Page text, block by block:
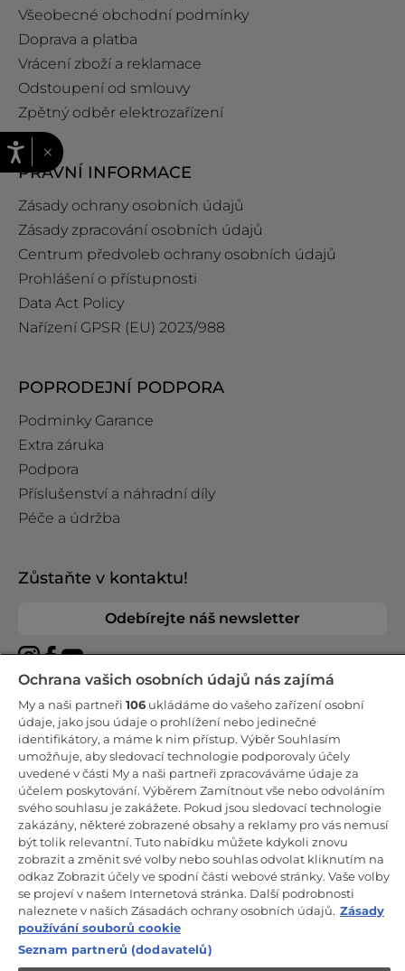
Všeobecné obchodní podmínky
Doprava a platba
Vrácení zboží a reklamace
Odstoupení od smlouvy
Zpětný odběr elektrozařízení
PRÁVNÍ INFORMACE
Zásady ochrany osobních údajů
Zásady zpracování osobních údajů
Centrum předvoleb ochrany osobních údajů
Prohlášení o přístupnosti
Data Act Policy
Nařízení GPSR (EU) 2023/988
POPRODEJNÍ PODPORA
Podminky Garance
Extra záruka
Podpora
Příslušenství a náhradní díly
Péče a údržba
Zůstaňte v kontaktu!
Odebírejte náš newsletter
CANDY HOOVER GROUP S.r.I. - Jediný akcionář - SÍDLO
SPOLEČNOSTI: Via Comolli, 57 - 20861 Brugherio (Monza Brianza) -
Itálie - ADMINISTRATIVNÍ KANCELÁŘE: Via Privata Eden Fumagalli
snc - 20861 Brugherio (Monza Brianza) a Via Trento č. 20/A-22 -
20871 Vimercate (Monza Brianza) - Itálie - Tel.: +39.039.2086.1 - Fax:
+39.039.2086.237 - Základní kapitál 35 000 000,00 € plně splacený -
IČ a číslo zápisu v obchodním rejstříku Milán-Monza-Brianza-Lodi
04666310158 - DIČ 00786860965 - Číslo REA (Ekonomicko-správní
rejstřík): MB-1033934 - Autorizace IT AEOF 211870 - Společnost
podléhající řídicím a koordinačním činnostem společnosti Candy
S.p.A.
CZ / Česká republika
×
Ochrana vašich osobních údajů nás zajímá
My a naši partneři 106 ukládáme do vašeho zařízení osobní
údaje, jako jsou údaje o prohlížení nebo jedinečné
identifikátory, a máme k nim přístup. Výběr Souhlasím
umožňuje, aby sledovací technologie podporovaly účely
uvedené v části My a naši partneři zpracováváme údaje za
účelem poskytování. Výběrem Zamítnout vše nebo odvoláním
svého souhlasu je zakážete. Pokud jsou sledovací technologie
zakázány, některé zobrazené obsahy a reklamy pro vás nemusí
být tolik relevantní. Tuto nabídku můžete kdykoli znovu
zobrazit a změnit své volby nebo souhlas odvolat kliknutím na
odkaz Zobrazit účely ve spodní části webové stránky. Vaše volby
se projeví v našem Internetová stránka. Další podrobnosti
naleznete v našich Zásadách ochrany osobních údajů. Zásady
používání souborů cookie
Seznam partnerů (dodavatelů)